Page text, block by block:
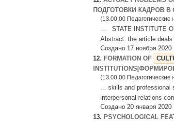
ПОДГОТОВКИ КАДРОВ В
(13.00.00 Педагогические
... STATE INSTITUTE
Abstract: the article
Создано 17 ноября 2020
12. FORMATION OF
(13.00.00 Педагогические
... skills and professional
interpersonal relations
Создано 20 января 2020
13. PSYCHOLOGICAL